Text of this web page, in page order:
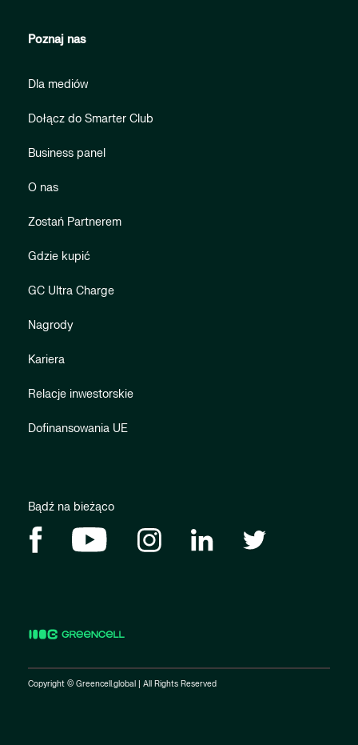
Poznaj nas
Dla mediów
Dołącz do Smarter Club
Business panel
O nas
Zostań Partnerem
Gdzie kupić
GC Ultra Charge
Nagrody
Kariera
Relacje inwestorskie
Dofinansowania UE
Bądź na bieżąco
Copyright © Greencell.global | All Rights Reserved